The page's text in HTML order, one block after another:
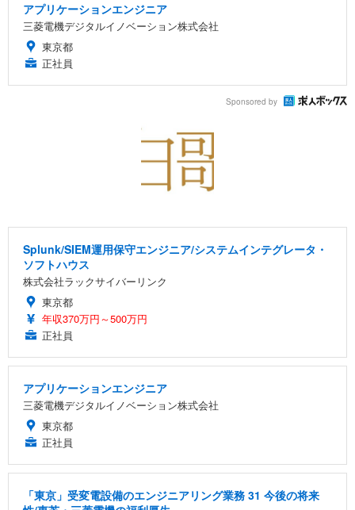
アプリケーションエンジニア
三菱電機デジタルイノベーション株式会社
東京都
正社員
Sponsored by
Splunk/SIEM運用保守エンジニア/システムインテグレータ・
ソフトハウス
株式会社ラックサイバーリンク
東京都
年収370万円～500万円
正社員
アプリケーションエンジニア
三菱電機デジタルイノベーション株式会社
東京都
正社員
「東京」受変電設備のエンジニアリング業務 31 今後の将来